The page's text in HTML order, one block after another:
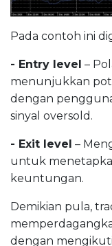
Pada contoh ini
- Entry level –
menunjukkan
dengan
sinyal oversold.
- Exit level –
untuk
keuntungan.
Demikian pula,
dengan